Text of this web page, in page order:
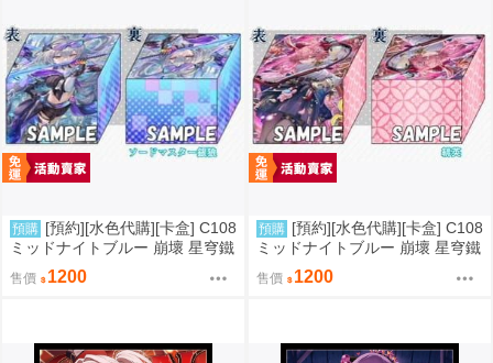
預購 [預約][水色代購][卡盒] C108
ミッドナイトブルー 崩壞 星穹鐵
道 銀狼
售價 1200
預購 [預約][水色代購][卡盒] C108
ミッドナイトブルー 崩壞 星穹鐵
道 緋英
售價 1200